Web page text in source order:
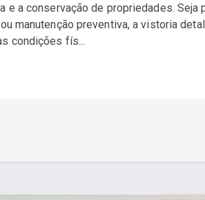
e a conservação de propriedades. Seja
manutenção preventiva, a vistoria
condições fís...